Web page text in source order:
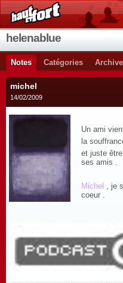
helenablue
Notes Catégories
michel
14/02/2009
Un ami
la
et juste
ses amis .
Michel , je
coeur .